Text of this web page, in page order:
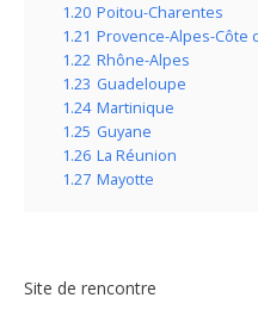
1.20 Poitou-Charentes
1.21 Provence-Alpes-Côte
1.22 Rhône-Alpes
1.23 Guadeloupe
1.24 Martinique
1.25 Guyane
1.26 La Réunion
1.27 Mayotte
Site de rencontre